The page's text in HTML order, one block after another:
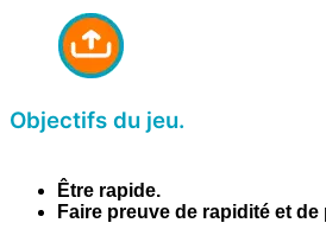
Objectifs du jeu.
Être rapide.
Faire preuve de rapidité et